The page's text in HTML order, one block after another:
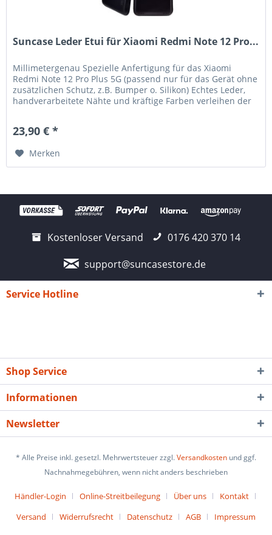
Suncase Leder Etui für Xiaomi Redmi Note 12 Pro...
Millimetergenau Spezielle Anfertigung für das Xiaomi
Redmi Note 12 Pro Plus 5G (passend nur für das Gerät ohne
zusätzlichen Schutz, z.B. Bumper o. Silikon) Echtes Leder,
handverarbeitete Nähte und kräftige Farben verleihen der
23,90 € *
Merken
Kostenloser Versand
0176 420 370 14
support@suncasestore.de
Service Hotline
Shop Service
Informationen
Newsletter
* Alle Preise inkl. gesetzl. Mehrwertsteuer zzgl.Versandkosten und ggf.
Nachnahmegebühren, wenn nicht anders beschrieben
Händler-Login Online-Streitbeilegung Über uns
Kontakt
Versand
Widerrufsrecht Datenschutz AGB Impressum